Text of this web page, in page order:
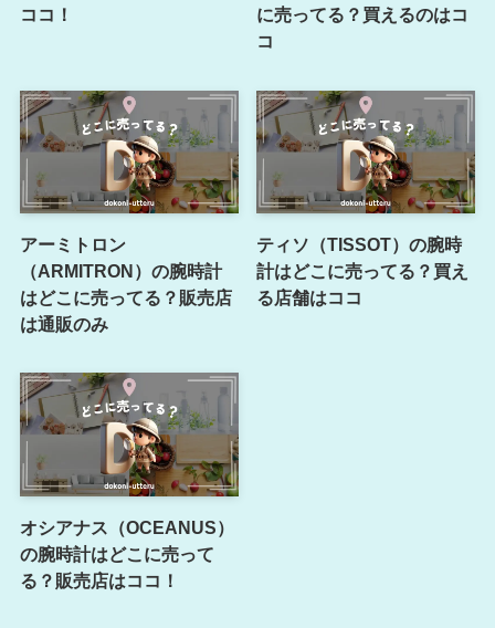
ココ！
に売ってる？買えるのはコ
コ
アーミトロン
（ARMITRON）の腕時計
はどこに売ってる？販売店
は通販のみ
ティソ（TISSOT）の腕時
計はどこに売ってる？買え
る店舗はココ
オシアナス（OCEANUS）
の腕時計はどこに売って
る？販売店はココ！